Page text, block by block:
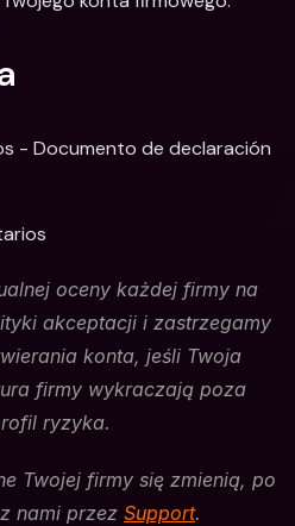
- Documento de declaración
oceny każdej firmy na
akceptacji i zastrzegamy
konta, jeśli Twoja
firmy wykraczają poza
ryzyka.
Twojej firmy się zmienią, po
nami przez Support.